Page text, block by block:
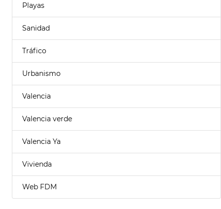
Playas
Sanidad
Tráfico
Urbanismo
Valencia
Valencia verde
Valencia Ya
Vivienda
Web FDM